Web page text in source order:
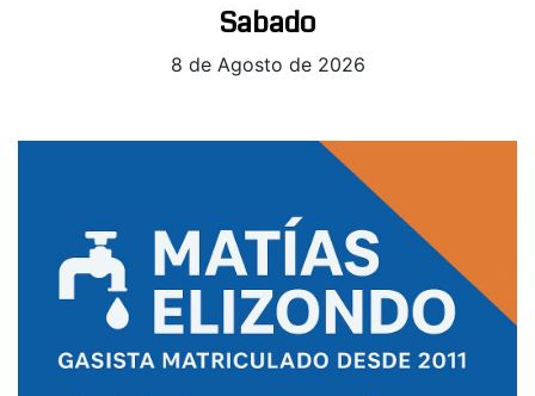
Sabado
8 de Agosto de 2026